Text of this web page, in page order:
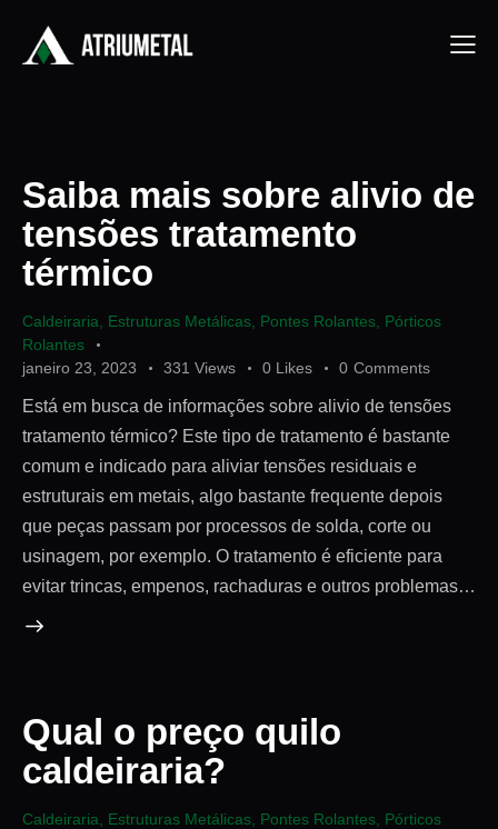
Saiba mais sobre alivio de
tensões tratamento
térmico
Caldeiraria Estruturas Metálicas Pontes Rolantes Pórticos
Rolantes
janeiro 23, 2023
331 Views 0 Likes 0 Comments
Está em busca de informações sobre alivio de tensões
tratamento térmico? Este tipo de tratamento é bastante
comum e indicado para aliviar tensões residuais e
estruturais em metais, algo bastante frequente depois
que peças passam por processos de solda, corte ou
usinagem, por exemplo. O tratamento é eficiente para
evitar trincas, empenos, rachaduras e outros problemas…
Qual o preço quilo
caldeiraria?
Caldeiraria Estruturas Metálicas Pontes Rolantes Pórticos